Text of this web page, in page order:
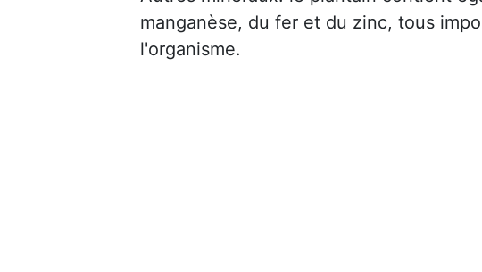
manganèse, du fer et du zinc, tous
l'organisme.